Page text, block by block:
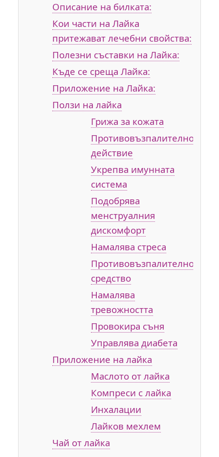
Описание на билката:
Кои части на Лайка
притежават лечебни свойства:
Полезни съставки на Лайка:
Къде се среща Лайка:
Приложение на Лайка:
Ползи на лайка
Грижа за кожата
Противовъзпалителното
действие
Укрепва имунната
система
Подобрява
менструалния
дискомфорт
Намалява стреса
Противовъзпалително
средство
Намалява
тревожността
Провокира съня
Управлява диабета
Приложение на лайка
Маслото от лайка
Компреси с лайка
Инхалации
Лайков мехлем
Чай от лайка